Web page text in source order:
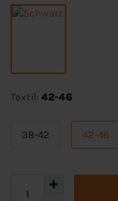
Textil: 42-46
38-42 42-46